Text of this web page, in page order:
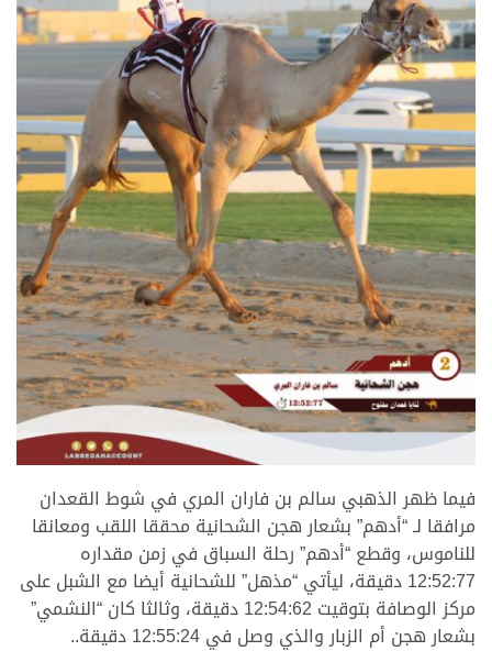
فيما ظهر الذهبي سالم بن فاران المري في شوط القعدان
مرافقا لـ “أدهم” بشعار هجن الشحانية محققا اللقب ومعانقا
للناموس، وقطع “أدهم” رحلة السباق في زمن مقداره
12:52:77 دقيقة، ليأتي “مذهل” للشحانية أيضا مع الشبل على
مركز الوصافة بتوقيت 12:54:62 دقيقة، وثالثا كان “النشمي”
بشعار هجن أم الزبار والذي وصل في 12:55:24 دقيقة..